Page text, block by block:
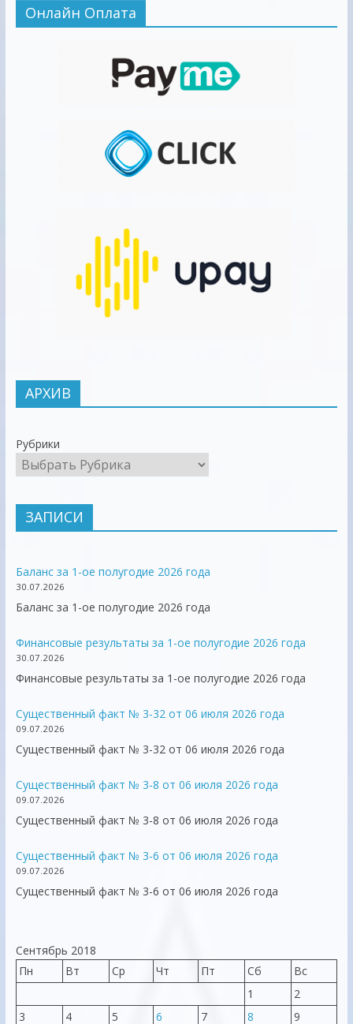
Онлайн Оплата
АРХИВ
Рубрики
ЗАПИСИ
Баланс за 1-ое полугодие 2026 года
30.07.2026
Баланс за 1-ое полугодие 2026 года
Финансовые результаты за 1-ое полугодие 2026 года
30.07.2026
Финансовые результаты за 1-ое полугодие 2026 года
Существенный факт № 3-32 от 06 июля 2026 года
09.07.2026
Существенный факт № 3-32 от 06 июля 2026 года
Существенный факт № 3-8 от 06 июля 2026 года
09.07.2026
Существенный факт № 3-8 от 06 июля 2026 года
Существенный факт № 3-6 от 06 июля 2026 года
09.07.2026
Существенный факт № 3-6 от 06 июля 2026 года
Сентябрь 2018
Пн
Вт Ср Чт Пт Сб
Вс
1
2
3
4 5 6 7 8 9